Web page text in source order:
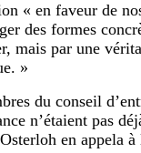
« en faveur de
des formes
mais par une
»
du conseil
n’étaient pas
en appela